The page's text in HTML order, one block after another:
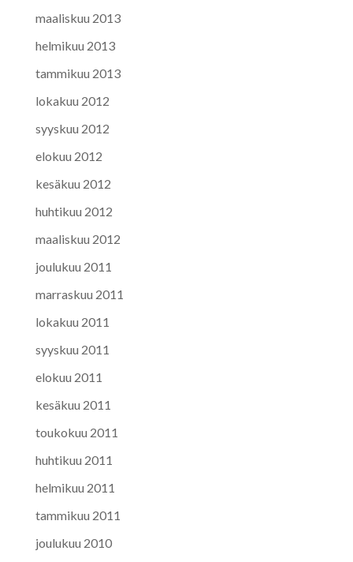
maaliskuu 2013
helmikuu 2013
tammikuu 2013
lokakuu 2012
syyskuu 2012
elokuu 2012
kesäkuu 2012
huhtikuu 2012
maaliskuu 2012
joulukuu 2011
marraskuu 2011
lokakuu 2011
syyskuu 2011
elokuu 2011
kesäkuu 2011
toukokuu 2011
huhtikuu 2011
helmikuu 2011
tammikuu 2011
joulukuu 2010